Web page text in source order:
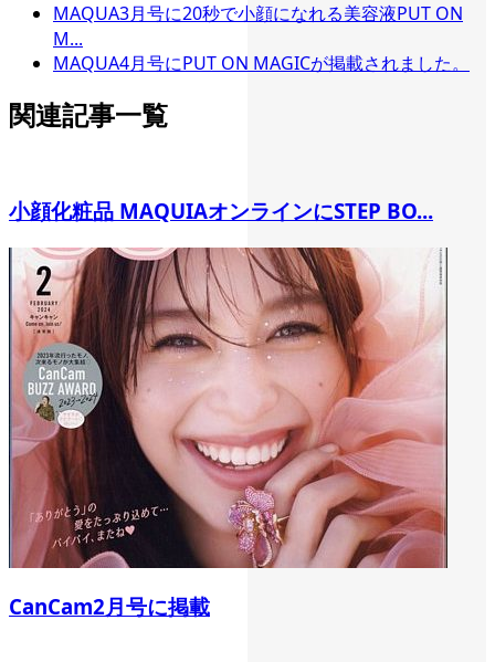
MAQUA3月号に20秒で小顔になれる美容液PUT ON
M...
MAQUA4月号にPUT ON MAGICが掲載されました。
関連記事一覧
小顔化粧品 MAQUIAオンラインにSTEP BO...
CanCam2月号に掲載